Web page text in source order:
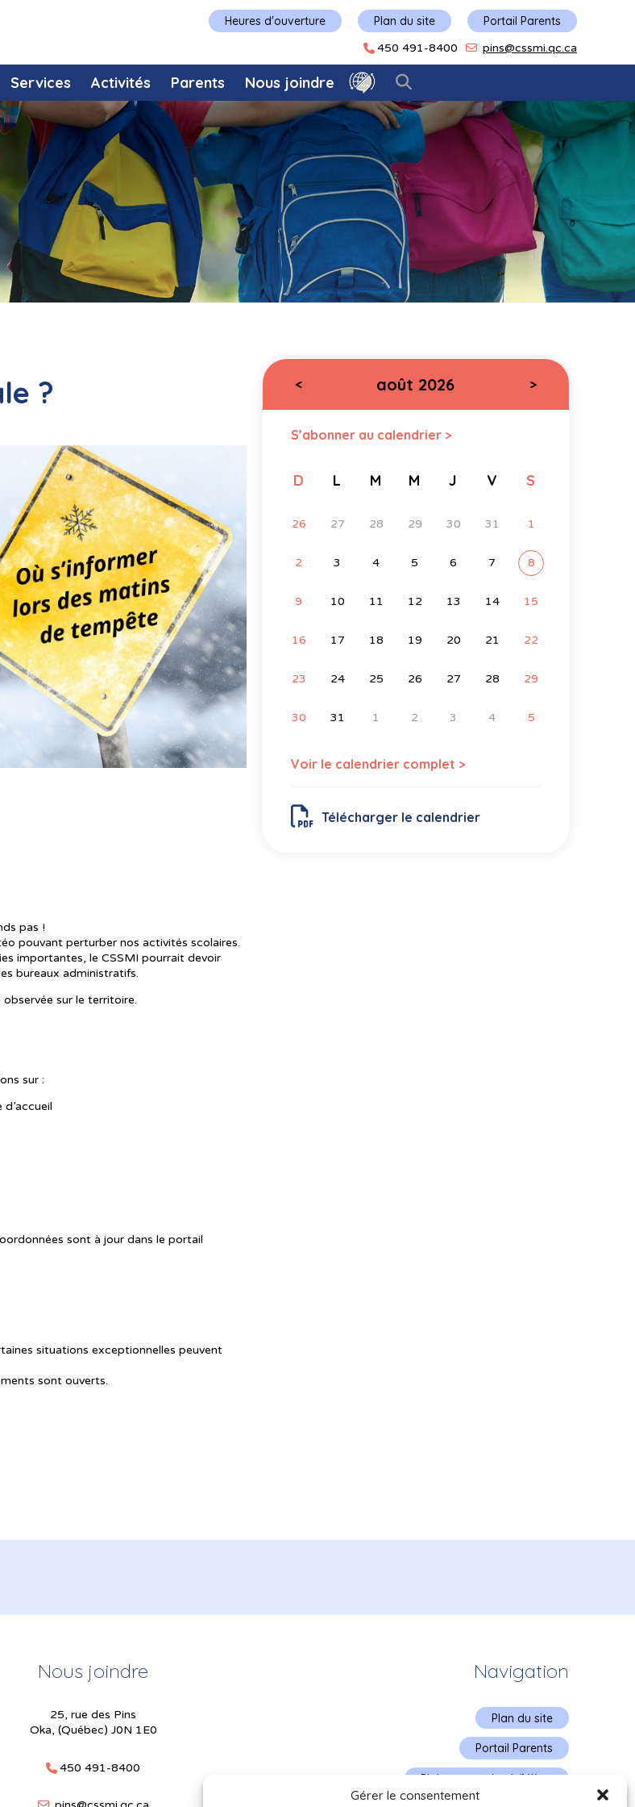
Gérer le consentement
Plan du site Portail Parents
Heures d'ouverture
450 491-8400 pins@cssmi.qc.ca
Services Activités Parents Nous joindre
?
pas !
pouvant perturber nos activités scolaires.
importantes, le CSSMI pourrait devoir
bureaux administratifs.
sur le territoire.
sur :
sont à jour dans le portail
situations exceptionnelles peuvent
sont ouverts.
< août 2026 >
S’abonner au calendrier >
D L M M J V S
26 27 28 29 30 31 1
2 3 4 5 6 7 8
9 10 11 12 13 14 15
16 17 18 19 20 21 22
23 24 25 26 27 28 29
30 31 1 2 3 4 5
Voir le calendrier complet >
Télécharger le calendrier
Nous joindre
25, rue des Pins
Oka, (Québec) J0N 1E0
450 491-8400
Navigation
Plan du site
Portail Parents
Plainte – service à l’élève